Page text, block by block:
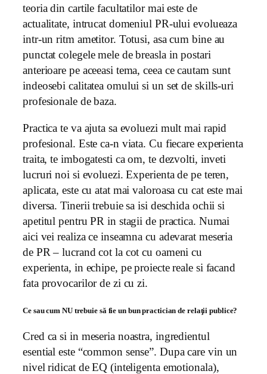
teoria din cartile facultatilor mai este de
actualitate, intrucat domeniul PR-ului evolueaza
intr-un ritm ametitor. Totusi, asa cum bine au
punctat colegele mele de breasla in postari
anterioare pe aceeasi tema, ceea ce cautam sunt
indeosebi calitatea omului si un set de skills-uri
profesionale de baza.
Practica te va ajuta sa evoluezi mult mai rapid
profesional. Este ca-n viata. Cu fiecare experienta
traita, te imbogatesti ca om, te dezvolti, inveti
lucruri noi si evoluezi. Experienta de pe teren,
aplicata, este cu atat mai valoroasa cu cat este mai
diversa. Tinerii trebuie sa isi deschida ochii si
apetitul pentru PR in stagii de practica. Numai
aici vei realiza ce inseamna cu adevarat meseria
de PR – lucrand cot la cot cu oameni cu
experienta, in echipe, pe proiecte reale si facand
fata provocarilor de zi cu zi.
Ce sau cum NU trebuie să fie un bun practician de relaţii publice?
Cred ca si in meseria noastra, ingredientul
esential este “common sense”. Dupa care vin un
nivel ridicat de EQ (inteligenta emotionala),